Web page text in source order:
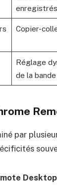
enregistrés
Copier-
Réglage
de la
par
Desktop